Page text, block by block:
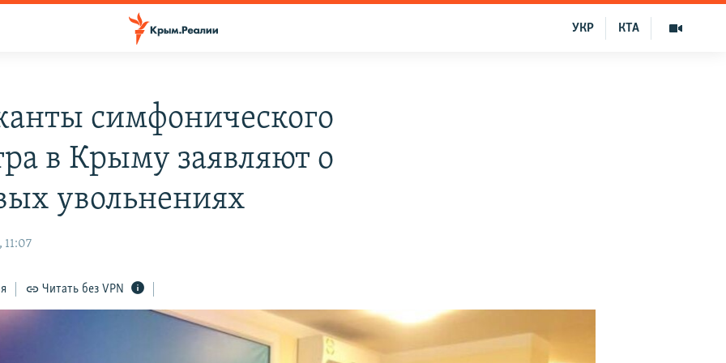
КТА
УКР
симфонического
в Крыму заявляют о
увольнениях
11:07
Читать без VPN